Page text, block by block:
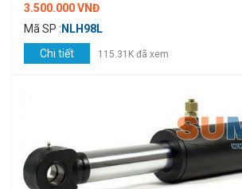
3.500.000 VNĐ
Mã SP : NLH98L
Chi tiết
115.31K đã xem